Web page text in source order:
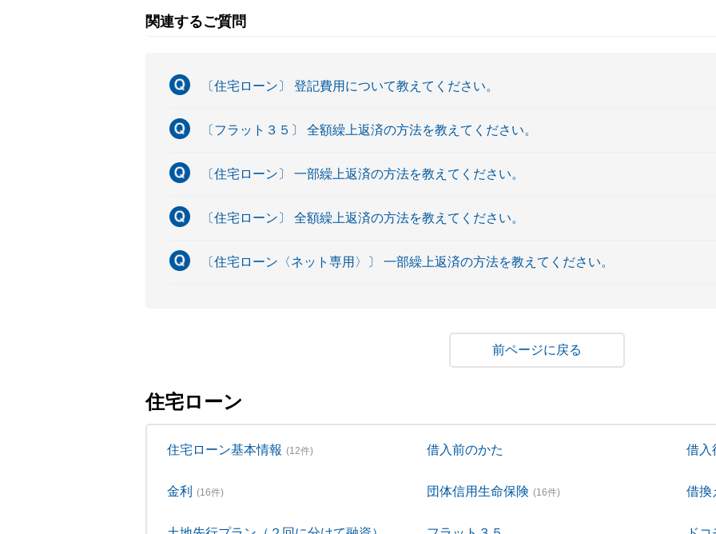
関連するご質問
〔住宅ローン〕 登記費用について教えてください。
〔フラット３５〕 全額繰上返済の方法を教えてください。
〔住宅ローン〕 一部繰上返済の方法を教えてください。
〔住宅ローン〕 全額繰上返済の方法を教えてください。
〔住宅ローン〈ネット専用〉〕 一部繰上返済の方法を教えてください。
戻る
住宅ローン
住宅ローン基本情報 (12件) 借入前のかた 借入
金利 (16件) 団体信用生命保険 (16件) 借換